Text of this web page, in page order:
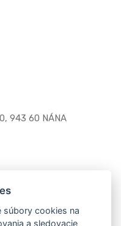
943 60 NÁNA
súbory cookies na
a sledovacie